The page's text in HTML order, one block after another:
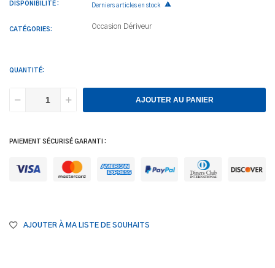
DISPONIBILITÉ : Derniers articles en stock 
CATÉGORIES: Occasion Dériveur
QUANTITÉ:
AJOUTER AU PANIER
PAIEMENT SÉCURISÉ GARANTI :
AJOUTER À MA LISTE DE SOUHAITS